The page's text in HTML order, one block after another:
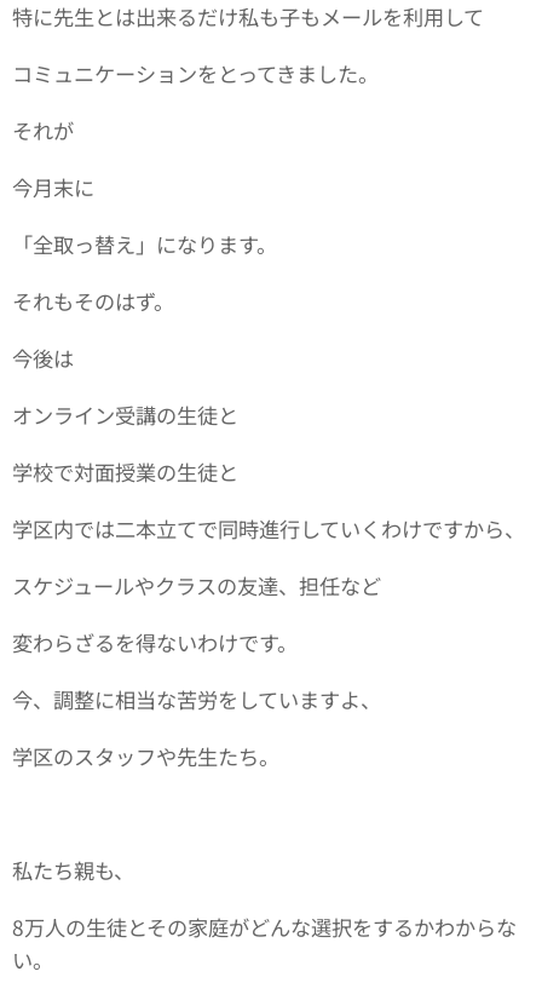
特に先生とは出来るだけ私も子もメールを利用して
コミュニケーションをとってきました。
それが
今月末に
「全取っ替え」になります。
それもそのはず。
今後は
オンライン受講の生徒と
学校で対面授業の生徒と
学区内では二本立てで同時進行していくわけですから、
スケジュールやクラスの友達、担任など
変わらざるを得ないわけです。
今、調整に相当な苦労をしていますよ、
学区のスタッフや先生たち。
私たち親も、
8万人の生徒とその家庭がどんな選択をするかわからな
い。